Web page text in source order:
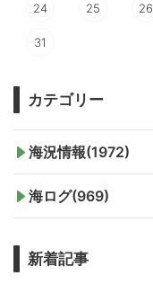
24 25 26
31
カテゴリー
海況情報(1972)
海ログ(969)
新着記事